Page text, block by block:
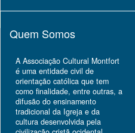
Quem Somos
A Associação Cultural Montfort
é uma entidade civil de
orientação católica que tem
como finalidade, entre outras, a
difusão do ensinamento
tradicional da Igreja e da
cultura desenvolvida pela